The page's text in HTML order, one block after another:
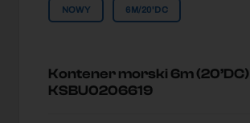
NOWY 6M/20'DC
Kontener morski 6m (20’DC)
KSBU0206619